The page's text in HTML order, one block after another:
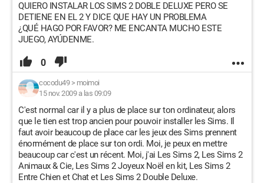
QUIERO INSTALAR LOS SIMS 2 DOBLE DELUXE PERO SE
DETIENE EN EL 2 Y DICE QUE HAY UN PROBLEMA
¿QUÉ HAGO POR FAVOR? ME ENCANTA MUCHO ESTE
JUEGO, AYÚDENME.
0
cocodu49> moimoi
15 nov. 2009 a las 09:09
C'est normal car il y a plus de place sur ton ordinateur, alors
que le tien est trop ancien pour pouvoir installer les Sims. Il
faut avoir beaucoup de place car les jeux des Sims prennent
énormément de place sur ton ordi. Moi, je peux en mettre
beaucoup car c'est un récent. Moi, j'ai Les Sims 2, Les Sims 2
Animaux & Cie, Les Sims 2 Joyeux Noël en kit, Les Sims 2
Entre Chien et Chat et Les Sims 2 Double Deluxe.